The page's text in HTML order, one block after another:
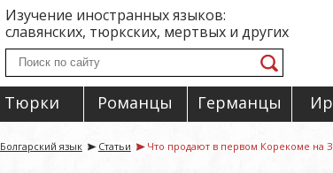
Изучение иностранных языков:
славянских, тюркских, мертвых и других
Тюрки Романцы Германцы
Болгарский язык Статьи Что продают в первом Корекоме на